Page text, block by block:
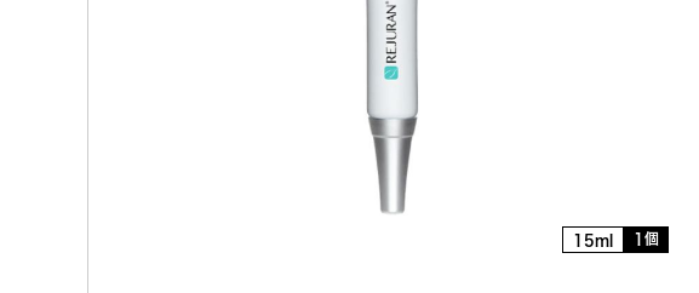
15ml 1個